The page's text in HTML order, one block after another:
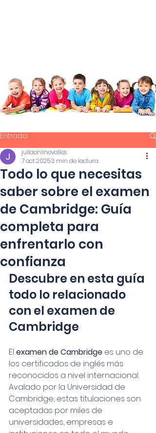
Entrada
Todo lo que necesitas
saber sobre el examen
de Cambridge: Guía
completa para
enfrentarlo con
confianza
juliaonlinevalles
7 oct 20253 min de lectura
Descubre en esta guía
todo lo relacionado
con el examen de
Cambridge
El examen de Cambridge es uno de
los certificados de inglés más
reconocidos a nivel internacional.
Avalado por la Universidad de
Cambridge, estas titulaciones son
aceptadas por miles de
universidades, empresas e